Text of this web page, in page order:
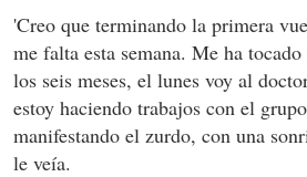
'Creo que terminando la primera
me falta esta semana. Me ha tocado
los seis meses, el lunes voy al
estoy haciendo trabajos con el
manifestando el zurdo, con una
le veía.